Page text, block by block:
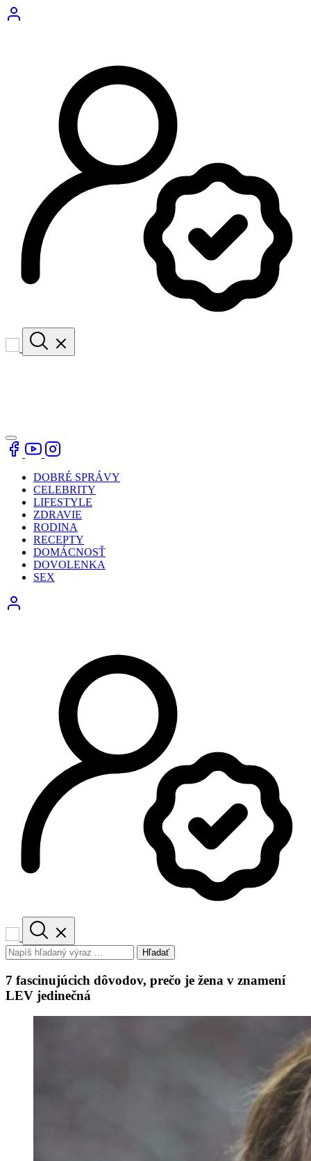
DOBRÉ SPRÁVY
CELEBRITY
LIFESTYLE
ZDRAVIE
RODINA
RECEPTY
DOMÁCNOSŤ
DOVOLENKA
SEX
Hľadať
7 fascinujúcich dôvodov, prečo je žena v znamení
LEV jedinečná